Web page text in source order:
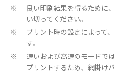
※
良い印刷結果を得るために
い切ってください。
※
プリント時の設定によって
す。
※
速いおよび高速のモードで
プリントするため、網掛け